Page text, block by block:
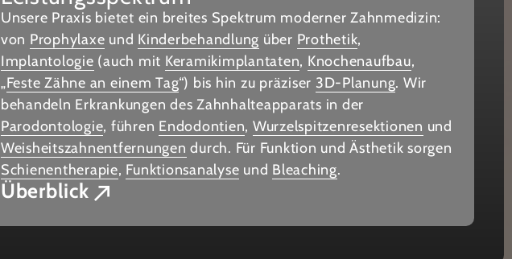
Unsere Praxis bietet ein breites Spektrum moderner Zahnmedizin:
von Prophylaxe und Kinderbehandlung über Prothetik,
Implantologie (auch mit Keramikimplantaten, Knochenaufbau,
„Feste Zähne an einem Tag“) bis hin zu präziser 3D-Planung. Wir
behandeln Erkrankungen des Zahnhalteapparats in der
Parodontologie, führen Endodontien, Wurzelspitzenresektionen und
Weisheitszahnentfernungen durch. Für Funktion und Ästhetik sorgen
Schienentherapie, Funktionsanalyse und Bleaching.
Überblick